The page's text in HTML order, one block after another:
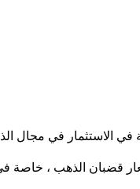
في الاستثمار في مجال
قضبان الذهب ، خاصة في